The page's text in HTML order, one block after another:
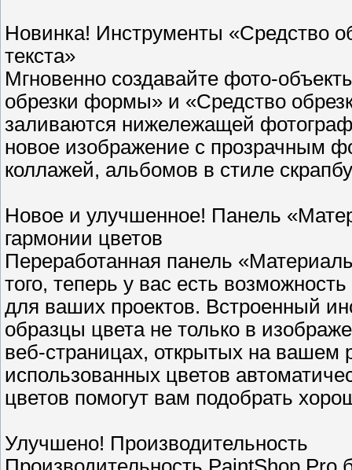
Новинка! Инструменты «Средство
текста»
Мгновенно создавайте фото-
обрезки формы» и «Средство
заливаются нижележащей
новое изображение с прозрачным
коллажей, альбомов в стиле
Новое и улучшенное! Панель
гармонии цветов
Переработанная панель
того, теперь у вас есть
для ваших проектов. Встроенный
образцы цвета не только в
веб-страницах, открытых на вашем
использованных цветов
цветов помогут вам подобрать
Улучшено! Производительность